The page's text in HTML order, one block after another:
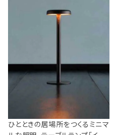
ひとときの居場所をつくるミニマ